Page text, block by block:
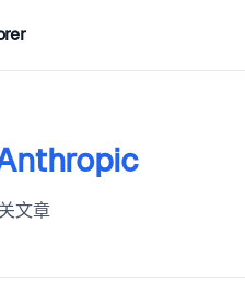
文章